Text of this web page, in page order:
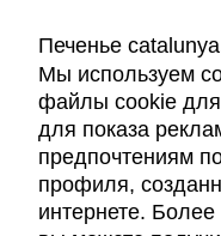
Печенье
Мы используем
файлы cookie для
для показа
предпочтениям
профиля,
интернете.